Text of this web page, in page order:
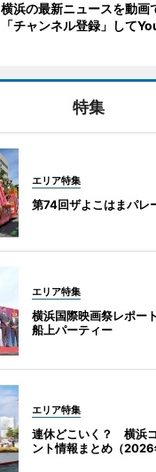
横浜の最新ニュースを動画
「チャンネル登録」して
特集
エリア特集
第74回ザよこはまパ
エリア特集
横浜国際映画祭レポー
船上パーティー
エリア特集
連休どこいく？ 横浜
ント情報まとめ（2026